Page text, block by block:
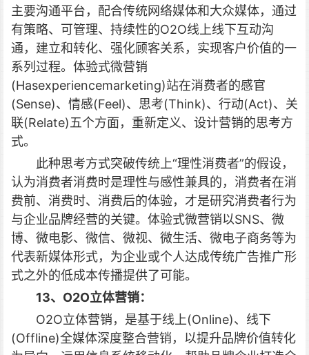
主要沟通平台，配合传统网络媒体和大众媒体，通过
有策略、可管理、持续性的O2O线上线下互动沟
通，建立和转化、强化顾客关系，实现客户价值的一
系列过程。体验式微营销
(Hasexperiencemarketing)站在消费者的感官
(Sense)、情感(Feel)、思考(Think)、行动(Act)、关
联(Relate)五个方面，重新定义、设计营销的思考方
式。
此种思考方式突破传统上“理性消费者”的假设，
认为消费者消费时是理性与感性兼具的，消费者在消
费前、消费时、消费后的体验，才是研究消费者行为
与企业品牌经营的关键。体验式微营销以SNS、微
博、微电影、微信、微视、微生活、微电子商务等为
代表新媒体形式，为企业或个人达成传统广告推广形
式之外的低成本传播提供了可能。
13、O2O立体营销：
O2O立体营销，是基于线上(Online)、线下
(Offline)全媒体深度整合营销，以提升品牌价值转化